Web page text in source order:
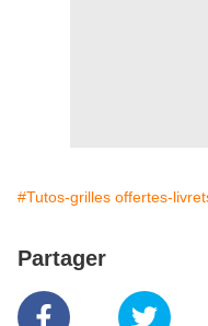
#Tutos-grilles offertes-
Partager